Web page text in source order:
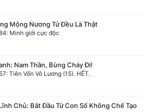
Mộng Nương Tử Đều Là Thật
Minh giới cực độc
Nam Thần, Bùng Cháy Đi!
Tiên Vốn Vô Lương (15). HẾT.
Chủ: Bắt Đầu Từ Con Số Không Chế Tạo